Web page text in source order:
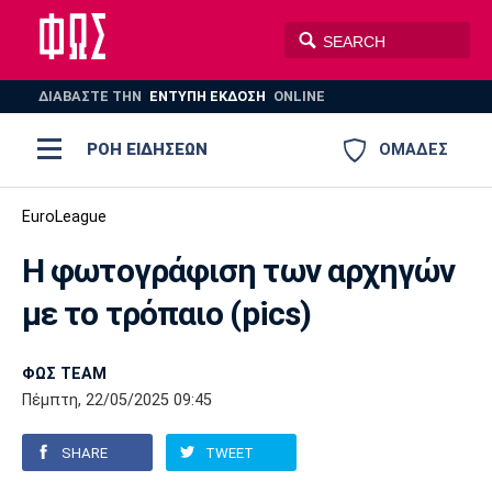
ΔΙΑΒΑΣΤΕ THN ΕΝΤΥΠΗ ΕΚΔΟΣΗ ONLINE
ΟΜΑΔΕΣ
ΡΟΗ ΕΙΔΗΣΕΩΝ
ΠΟΔΟΣΦΑΙΡΟ
ΠΟΛΟ ΣΠΟΡ
AUTO-MOTO
Ποδόσφαιρο
Super League 1
Super League 2
Γ Εθνική
Ελλάδα
Μπάσκετ
Ελλάδα
Εθνική
EuroLeague
Ολυμπιακοί Αγώνες
Βόλεϊ
Πόλο
Ολυμπιακός ΑΕΚ
Παναθηναϊκός Ατρόμητος
EuroLeague
Η φωτογράφιση των αρχηγών
με το τρόπαιο (pics)
ΦΩΣ TEAM
Πέμπτη, 22/05/2025 09:45
SHARE TWEET